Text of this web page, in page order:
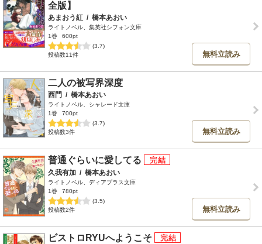
全版】
あまおう紅 / 橋本あおい
ライトノベル、集英社シフォン文庫
1巻
600pt
(3.7)
投稿数11件
無料立読み
二人の被写界深度
西門 / 橋本あおい
ライトノベル、シャレード文庫
1巻
700pt
(3.7)
投稿数3件
無料立読み
普通ぐらいに愛してる
久我有加 / 橋本あおい
ライトノベル、ディアプラス文庫
1巻
780pt
(3.5)
投稿数2件
無料立読み
ビストロRYUへようこそ